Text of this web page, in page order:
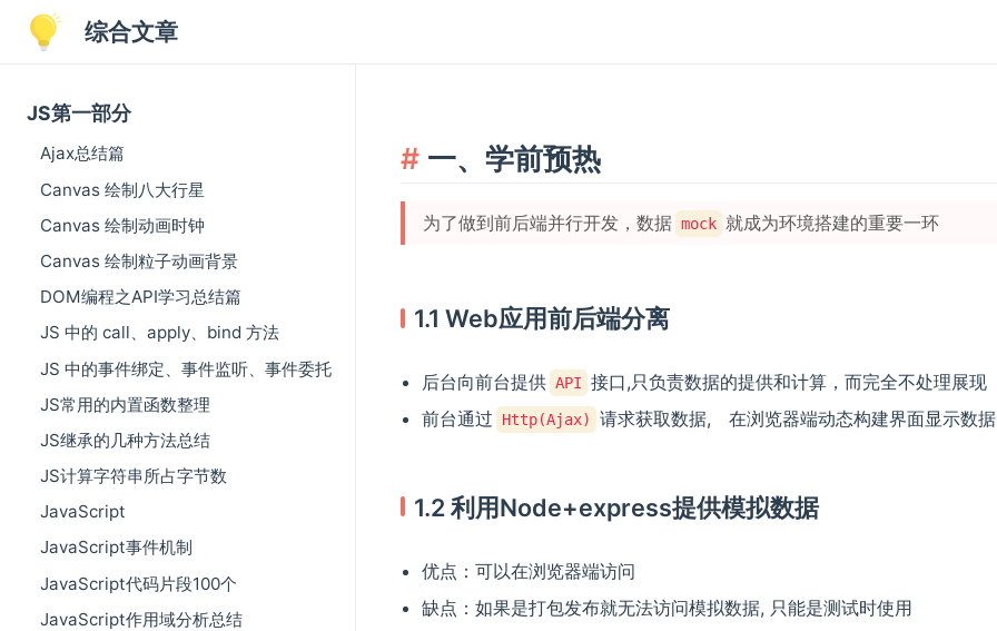
综合文章
JS第一部分
Ajax总结篇
Canvas 绘制八大行星
Canvas 绘制动画时钟
Canvas 绘制粒子动画背景
DOM编程之API学习总结篇
JS 中的 call、apply、bind 方法
JS 中的事件绑定、事件监听、事件委托
JS常用的内置函数整理
JS继承的几种方法总结
JS计算字符串所占字节数
JavaScript
JavaScript事件机制
JavaScript代码片段100个
JavaScript作用域分析总结
一、学前预热
为了做到前后端并行开发，数据 mock 就成为环境搭建的重要一环
1.1 Web应用前后端分离
后台向前台提供 API 接口,只负责数据的提供和计算，而完全不处理展现
前台通过
Http(Ajax) 请求获取数据, 在浏览器端动态构建界面显示数据
1.2 利用Node+express提供模拟数据
优点：可以在浏览器端访问
缺点：如果是打包发布就无法访问模拟数据, 只能是测试时使用